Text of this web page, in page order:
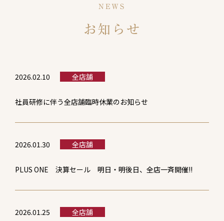
NEWS
お知らせ
2026.02.10 全店舗
社員研修に伴う全店舗臨時休業のお知らせ
2026.01.30 全店舗
PLUS ONE 決算セール 明日・明後日、全店一斉開催!!
2026.01.25 全店舗